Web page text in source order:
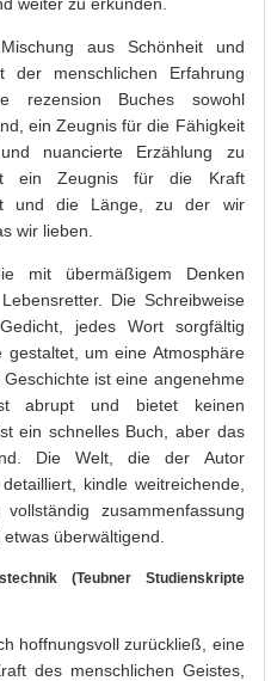
aus Schönheit und
der menschlichen Erfahrung
rezension Buches sowohl
ein Zeugnis für die Fähigkeit
nuancierte Erzählung zu
ein Zeugnis für die Kraft
und die Länge, zu der wir
wir lieben.
mit übermäßigem Denken
Die Schreibweise
jedes Wort sorgfältig
um eine Atmosphäre
ist eine angenehme
abrupt und bietet keinen
ein schnelles Buch, aber das
Die Welt, die der Autor
kindle weitreichende,
zusammenfassung
überwältigend.
(Teubner Studienskripte
hoffnungsvoll zurückließ, eine
des menschlichen Geistes,